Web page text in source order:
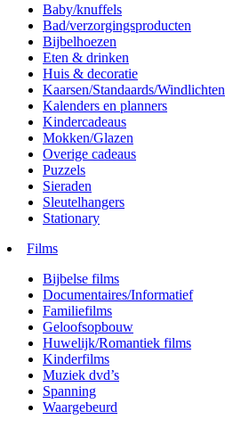
Baby/knuffels
Bad/verzorgingsproducten
Bijbelhoezen
Eten & drinken
Huis & decoratie
Kaarsen/Standaards/Windlichten
Kalenders en planners
Kindercadeaus
Mokken/Glazen
Overige cadeaus
Puzzels
Sieraden
Sleutelhangers
Stationary
Films
Bijbelse films
Documentaires/Informatief
Familiefilms
Geloofsopbouw
Huwelijk/Romantiek films
Kinderfilms
Muziek dvd’s
Spanning
Waargebeurd